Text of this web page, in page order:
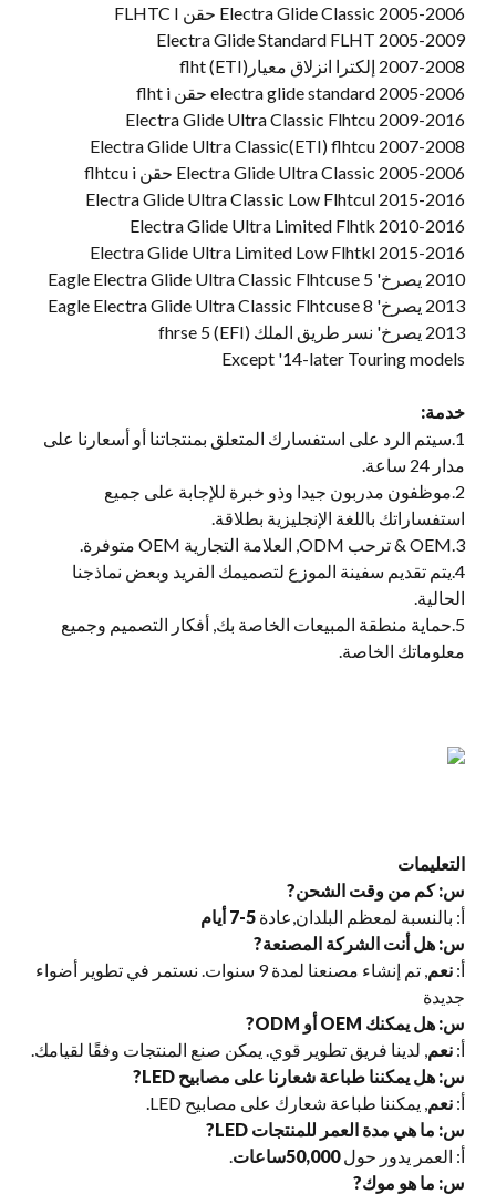
2005-2006 Electra Glide Classic حقن FLHTC I
2005-2009 Electra Glide Standard FLHT
2007-2008 إلكترا انزلاق معيار(ETI) flht
2005-2006 electra glide standard حقن flht i
2009-2016 Electra Glide Ultra Classic Flhtcu
2007-2008 Electra Glide Ultra Classic(ETI) flhtcu
2005-2006 Electra Glide Ultra Classic حقن flhtcu i
2015-2016 Electra Glide Ultra Classic Low Flhtcul
2010-2016 Electra Glide Ultra Limited Flhtk
2015-2016 Electra Glide Ultra Limited Low Flhtkl
2010 يصرخ' Eagle Electra Glide Ultra Classic Flhtcuse 5
2013 يصرخ' Eagle Electra Glide Ultra Classic Flhtcuse 8
2013 يصرخ' نسر طريق الملك (EFI) fhrse 5
Except '14-later Touring models
خدمة:
1.سيتم الرد على استفسارك المتعلق بمنتجاتنا أو أسعارنا على
مدار 24 ساعة.
2.موظفون مدربون جيدا وذو خبرة للإجابة على جميع
استفساراتك باللغة الإنجليزية بطلاقة.
3.OEM & ترحب ODM, العلامة التجارية OEM متوفرة.
4.يتم تقديم سفينة الموزع لتصميمك الفريد وبعض نماذجنا
الحالية.
5.حماية منطقة المبيعات الخاصة بك, أفكار التصميم وجميع
معلوماتك الخاصة.
التعليمات
س: كم من وقت الشحن?
أ: بالنسبة لمعظم البلدان,عادة 5-7 أيام
س: هل أنت الشركة المصنعة?
أ: نعم
, تم إنشاء مصنعنا لمدة 9 سنوات. نستمر في تطوير أضواء
جديدة
س: هل يمكنك OEM أو ODM?
أ: نعم , لدينا فريق تطوير قوي. يمكن صنع المنتجات وفقًا لقيامك.
س: هل يمكننا طباعة شعارنا على مصابيح LED?
أ: نعم , يمكننا طباعة شعارك على مصابيح LED.
س: ما هي مدة العمر للمنتجات LED?
أ: العمر يدور حول50,000ساعات
س: ما هو موك?